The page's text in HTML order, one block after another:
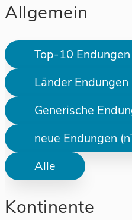
Allgemein
Top-10 Endungen
Länder Endungen
Generische
neue Endungen
Alle
Kontinente